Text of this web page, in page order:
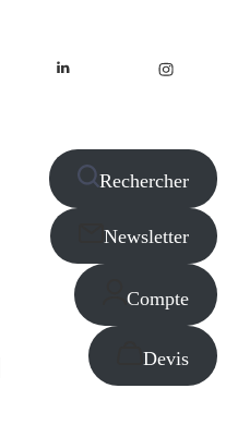
Rechercher
Newsletter
Compte
Devis